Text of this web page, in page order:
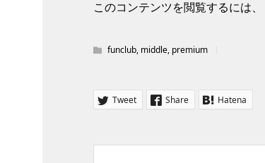
このコンテンツを閲覧するには、
funclub, middle, premium
Tweet Share Hatena